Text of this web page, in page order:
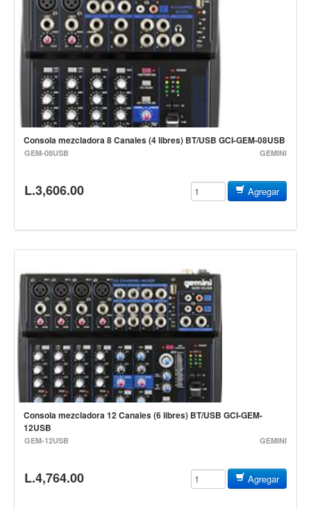
Cables
Audio Profesional
Columnas pasivas
Columnas activas
Amplificadores
Consolas mezcladoras
Procesadores y efectos
Interfaz para grabación
Accesorios
DJ
Controladores
Tornamesa
Mezcladora
Interfaz
Agujas
Audifonos
Consola mezcladora 8 Canales (4 libres) BT/USB GCI-GEM-08USB
GEM-08USB GEMINI
L.3,606.00 Agregar
Consola mezcladora 12 Canales (6 libres) BT/USB GCI-GEM-
12USB
GEM-12USB GEMINI
L.4,764.00 Agregar